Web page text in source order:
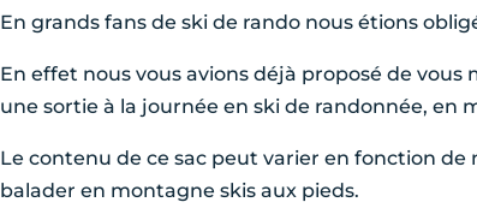
En grands fans de ski de rando nous étions
En effet nous vous avions déjà proposé de vous
une sortie à la journée en ski de randonnée, en
Le contenu de ce sac peut varier en fonction de
balader en montagne skis aux pieds.